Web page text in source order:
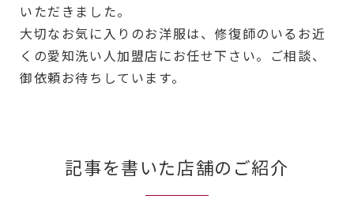
いただきました。
大切なお気に入りのお洋服は、修復師のいるお近
くの愛知洗い人加盟店にお任せ下さい。ご相談、
御依頼お待ちしています。
記事を書いた店舗のご紹介